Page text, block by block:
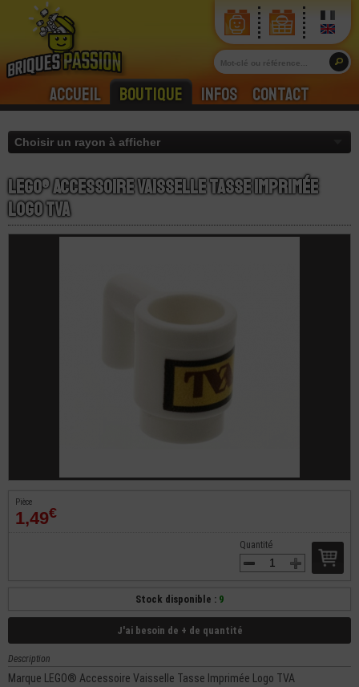
Accueil Boutique Infos Contact
LEGO® Accessoire Vaisselle Tasse Imprimée
Logo TVA
Pièce
1,49€
Quantité
Stock disponible : 9
J'ai besoin de + de quantité
Description
Marque LEGO® Accessoire Vaisselle Tasse Imprimée Logo TVA